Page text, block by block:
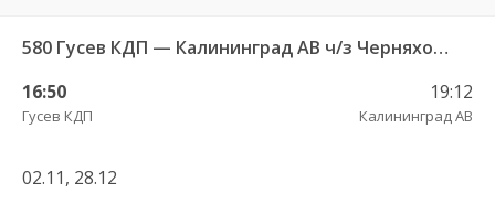
580 Гусев КДП — Калининград АВ ч/з Черняховск АС
16:50
Гусев КДП
19:12
Калининград АВ
02.11, 28.12